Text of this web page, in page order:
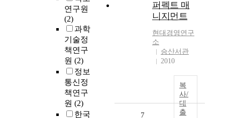
연구원
(2)
과학
기술정
책연구
원 (2)
정보
통신정
책연구
원 (2)
한국
퍼펙트 매
니지먼트
현대 경영연구
소
승산서관
2010
복
사/
대
출
7